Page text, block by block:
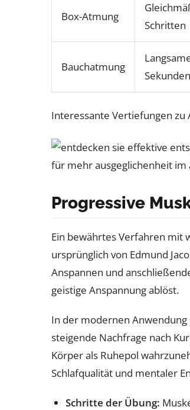
Box-Atmung
Schritten
Bauchatmung
Sekunden
Interessante Vertiefungen
Progressive
Ein bewährtes Verfahren mit
ursprünglich von Edmund
Anspannen und
geistige Anspannung ablöst.
In der modernen
steigende Nachfrage nach
Körper als Ruhepol
Schlafqualität und mentaler
Schritte der Übung: